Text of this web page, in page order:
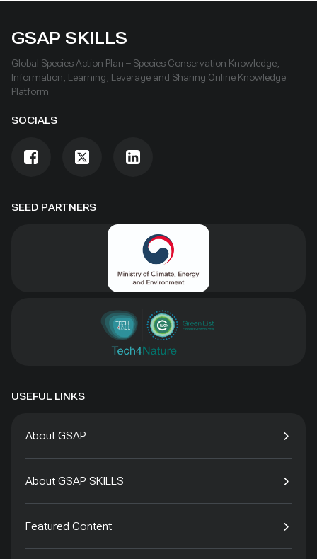
SEED PARTNERS
GSAP SKILLS
Global Species Action Plan – Species Conservation Knowledge,
Information, Learning, Leverage and Sharing Online Knowledge
Platform
SOCIALS
USEFUL LINKS
About GSAP
About GSAP SKILLS
Featured Content